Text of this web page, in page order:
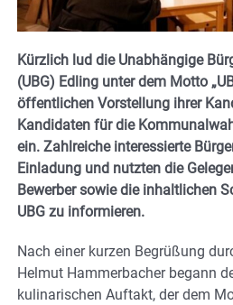
Kürzlich lud die Unabhängige
(UBG) Edling unter dem Motto
öffentlichen Vorstellung ihrer
Kandidaten für die
ein. Zahlreiche interessierte
Einladung und nutzten die
Bewerber sowie die inhaltlichen
UBG zu informieren.
Nach einer kurzen Begrüßung
Helmut Hammerbacher begann
kulinarischen Auftakt, der dem